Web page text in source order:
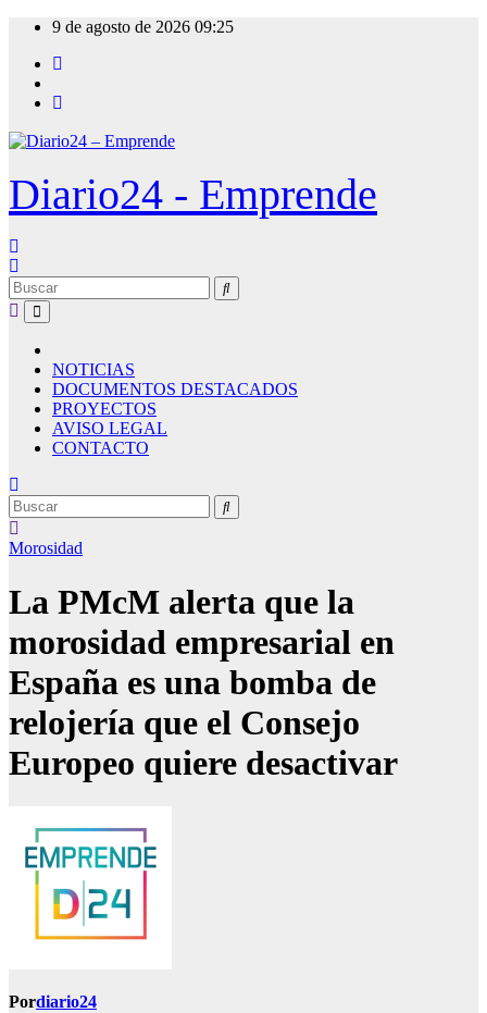
contenido
9 de agosto de 2026 09:25
Diario24 - Emprende
NOTICIAS
DOCUMENTOS DESTACADOS
PROYECTOS
AVISO LEGAL
CONTACTO
Morosidad
La PMcM alerta que la
morosidad empresarial en
España es una bomba de
relojería que el Consejo
Europeo quiere desactivar
Pordiario24